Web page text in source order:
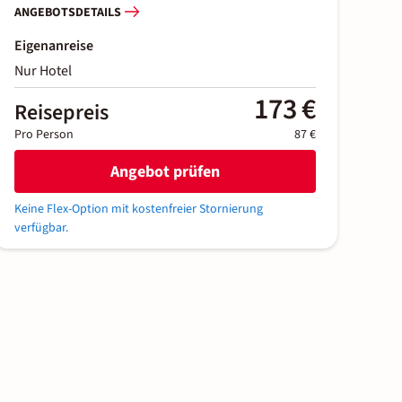
ANGEBOTSDETAILS
Eigenanreise
Nur Hotel
Reisepreis 173 €
Pro Person 87 €
Angebot prüfen
Keine Flex-Option mit kostenfreier Stornierung
verfügbar.